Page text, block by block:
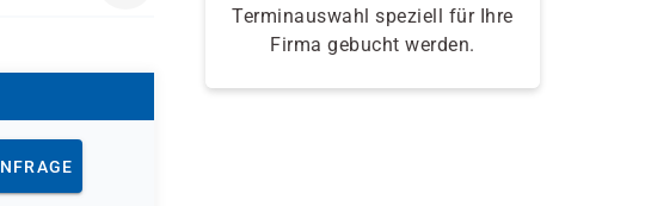
Terminauswahl speziell für Ihre
Firma gebucht werden.